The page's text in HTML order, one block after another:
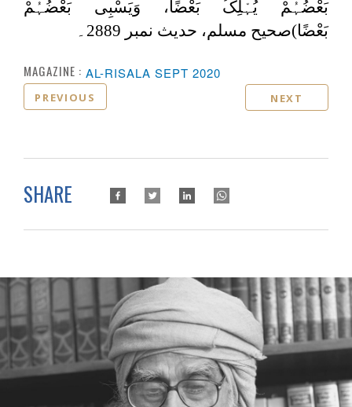
بَعْضُہُمْ یُہْلِکُ بَعْضًا، وَیَسْبِی بَعْضُہُمْ
بَعْضًا)صحیح مسلم، حدیث نمبر 2889۔
MAGAZINE : AL-RISALA SEPT 2020
PREVIOUS NEXT
SHARE